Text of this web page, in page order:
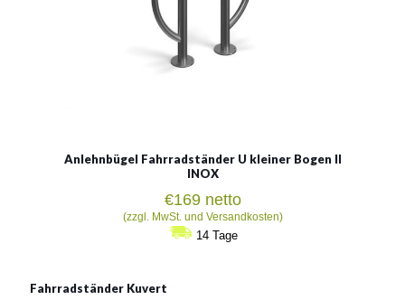
Anlehnbügel Fahrradständer U kleiner Bogen II
INOX
€169 netto
(zzgl. MwSt. und Versandkosten)
14 Tage
Fahrradständer Kuvert